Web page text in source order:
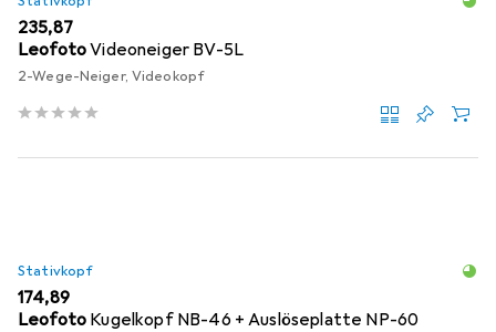
EUR
235,87
LeofotoVideoneiger BV-5L
2-Wege-Neiger, Videokopf
Stativkopf
EUR
174,89
Leofoto Kugelkopf NB-46 + Auslöseplatte NP-60